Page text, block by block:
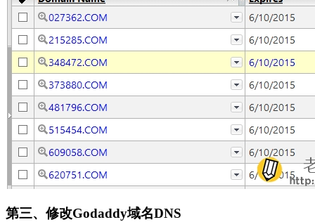
第三、修改Godaddy域名DNS